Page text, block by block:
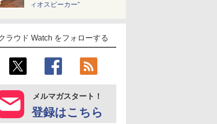
ィオスピーカー”
ラウド Watch をフォローする
メルマガスタート！
登録はこちら